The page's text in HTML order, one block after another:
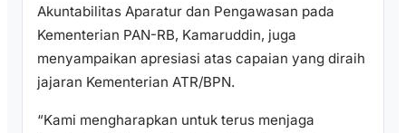
Akuntabilitas Aparatur dan Pengawasan pada
Kementerian PAN-RB, Kamaruddin, juga
menyampaikan apresiasi atas capaian yang diraih
jajaran Kementerian ATR/BPN.
“Kami mengharapkan untuk terus menjaga